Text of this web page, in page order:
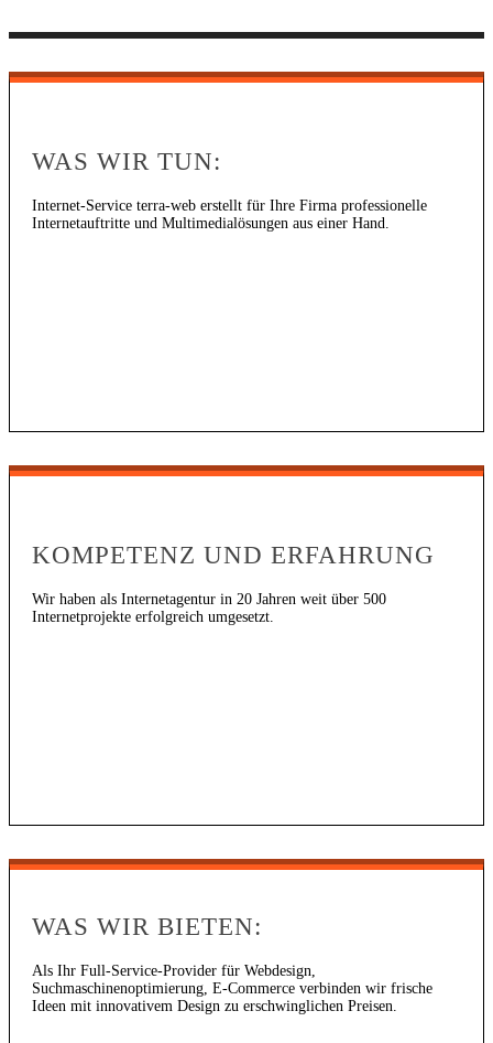
WAS WIR TUN:
Internet-Service terra-web erstellt für Ihre Firma professionelle
Internetauftritte und Multimedialösungen aus einer Hand.
KOMPETENZ UND ERFAHRUNG
Wir haben als Internetagentur in 20 Jahren weit über 500
Internetprojekte erfolgreich umgesetzt.
WAS WIR BIETEN:
Als Ihr Full-Service-Provider für Webdesign,
Suchmaschinenoptimierung, E-Commerce verbinden wir frische
Ideen mit innovativem Design zu erschwinglichen Preisen.